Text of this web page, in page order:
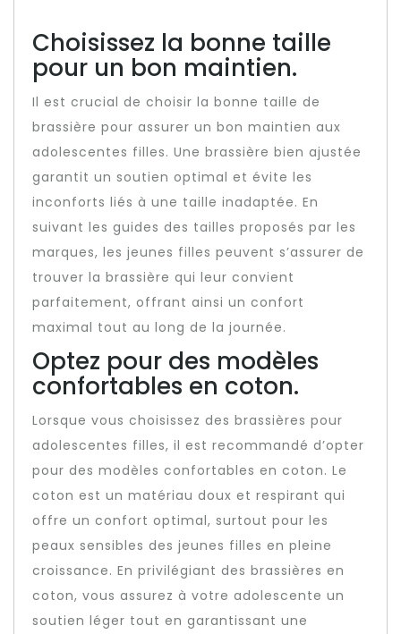
Choisissez la bonne taille
pour un bon maintien.
Il est crucial de choisir la bonne taille de
brassière pour assurer un bon maintien aux
adolescentes filles. Une brassière bien ajustée
garantit un soutien optimal et évite les
inconforts liés à une taille inadaptée. En
suivant les guides des tailles proposés par les
marques, les jeunes filles peuvent s’assurer de
trouver la brassière qui leur convient
parfaitement, offrant ainsi un confort
maximal tout au long de la journée.
Optez pour des modèles
confortables en coton.
Lorsque vous choisissez des brassières pour
adolescentes filles, il est recommandé d’opter
pour des modèles confortables en coton. Le
coton est un matériau doux et respirant qui
offre un confort optimal, surtout pour les
peaux sensibles des jeunes filles en pleine
croissance. En privilégiant des brassières en
coton, vous assurez à votre adolescente un
soutien léger tout en garantissant une